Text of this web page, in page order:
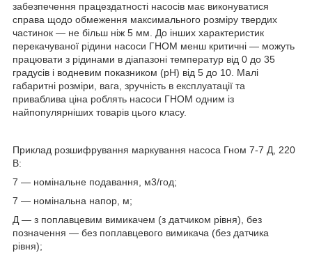
забезпечення працездатності насосів має виконуватися
справа щодо обмеження максимального розміру твердих
частинок — не більш ніж 5 мм. До інших характеристик
перекачуваної рідини насоси ГНОМ менш критичні — можуть
працювати з рідинами в діапазоні температур від 0 до 35
градусів і водневим показником (рН) від 5 до 10. Малі
габаритні розміри, вага, зручність в експлуатації та
приваблива ціна роблять насоси ГНОМ одним із
найпопулярніших товарів цього класу.
Приклад розшифрування маркування насоса Гном 7-7 Д, 220
В:
7 — номінальне подавання, м3/год;
7 — номінальна напор, м;
Д— з поплавцевим вимикачем (з датчиком рівня), без
позначення — без поплавцевого вимикача (без датчика
рівня);